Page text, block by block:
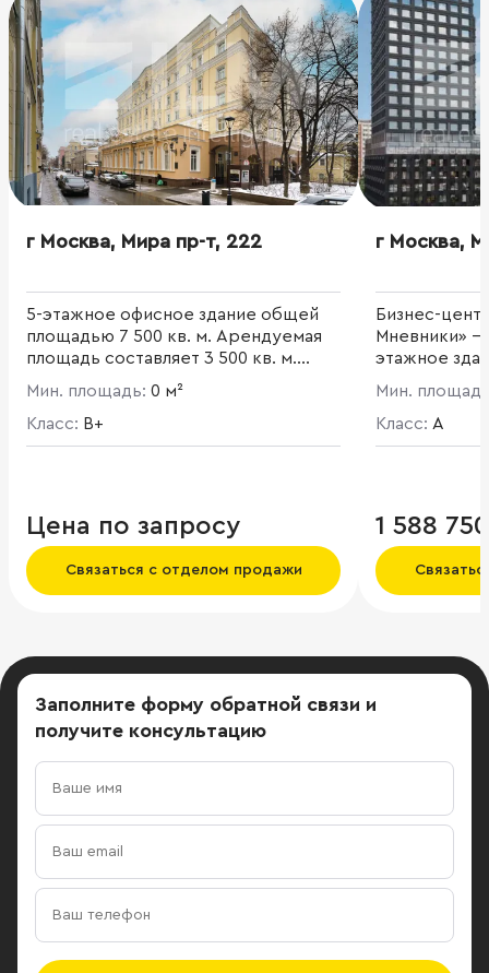
г Москва, Мира пр-т, 222
5-этажное офисное здание общей
площадью 7 500 кв. м. Арендуемая
площадь составляет 3 500 кв. м.
Привлекательные архитектурные
решения с сохранением
исторических фасадов здания.
Мин. площадь: 0 м²
Класс: B+
Цена по запросу
Связаться с отделом продажи
г Москва,
Бизнес-
Мневники» –
этажное
жилого
Общая
часть 5 756
потолка: 2 –
Мин.
Класс: A
1 588
Заполните форму обратной связи и
получите консультацию